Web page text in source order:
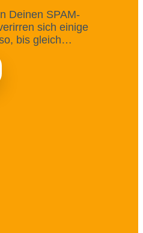
Deinen SPAM-
sich einige
bis gleich…